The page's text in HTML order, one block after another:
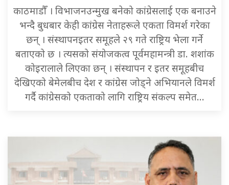
काठमाडौँ । विभाजनउन्मुख बनेको कांग्रेसलाई एक बनाउने
भन्दै बुधबार केही कांग्रेस नेताहरूले एकता विमर्श गरेका
छन् । संस्थापनइतर समूहले २९ गते राष्ट्रिय भेला गर्ने
बताएको छ । त्यसको संयोजकत्व पूर्वमहामन्त्री डा. शशांक
कोइरालाले लिएका छन् । संस्थापन र इतर समूहबीच
देखिएको बेमेलबीच देश र कांग्रेस जोड्ने अभियानले विमर्श
गर्दै कांग्रेसको एकताको लागि राष्ट्रिय संकल्प समेत…